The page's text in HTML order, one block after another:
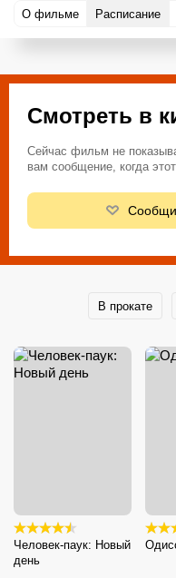
О фильме Расписание
Смотреть в
Сейчас фильм не
вам сообщение, когда
В прокате
Человек-паук: Новый
день